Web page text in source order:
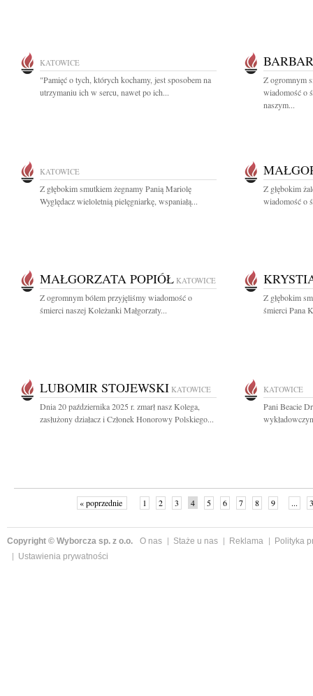
KATOWICE
"Pamięć o tych, których kochamy, jest sposobem na
utrzymaniu ich w sercu, nawet po ich...
Z ogromnym
wiadomość o
naszym...
KATOWICE
Z głębokim smutkiem żegnamy Panią Mariolę
Wyględacz wieloletnią pielęgniarkę, wspaniałą...
Z głębokim
wiadomość o
MAŁGORZATA POPIÓŁ KATOWICE
Z ogromnym bólem przyjęliśmy wiadomość o
śmierci naszej Koleżanki Małgorzaty...
Z głębokim
śmierci Pana
LUBOMIR STOJEWSKI KATOWICE
Dnia 20 października 2025 r. zmarł nasz Kolega,
zasłużony działacz i Członek Honorowy Polskiego...
KATOWICE
Pani Beacie
« poprzednie 1 2 3 4 5 6 7 8 9 ...
Copyright © Wyborcza sp. z o.o. O nas Staże u nas Reklama
Polityka
Ustawienia prywatności